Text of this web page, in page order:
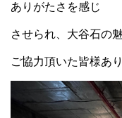
ありがたさを感じ
させられ、大谷石の
ご協力頂いた皆様あ